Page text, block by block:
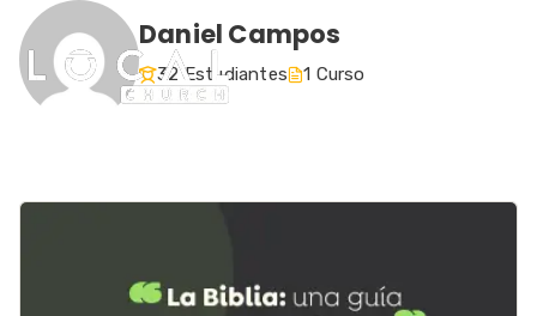
Daniel Campos
32 Estudiantes 1 Curso